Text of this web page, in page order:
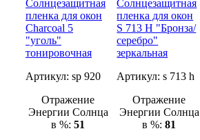
Солнцезащитная
пленка для окон
Charcoal 5
"уголь"
тонировочная
Артикул: sp 920
Отражение
Энергии Солнца
в %:51
Солнцезащитная
пленка для окон
S 713 H "Бронза/
серебро"
зеркальная
Артикул:s 713 h
Отражение
Энергии Солнца
в %:81